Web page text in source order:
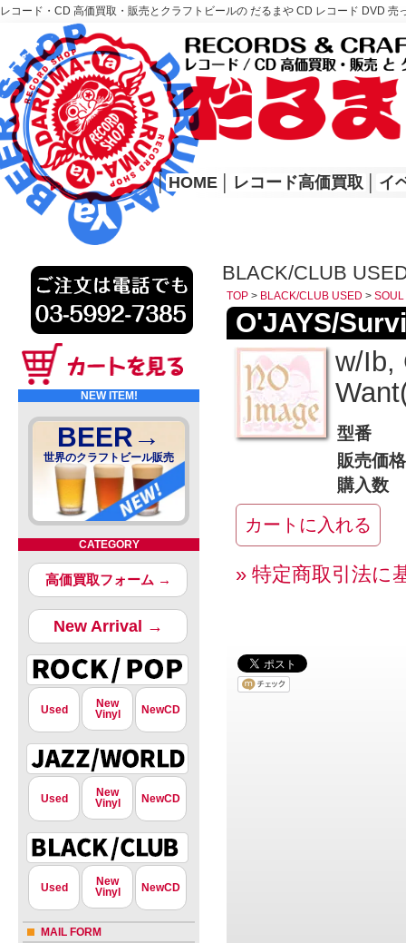
レコード・CD 高価買取・販売とクラフトビールの だるまや CD レコード DVD
レコード高価買取はこちら
HOME
│ HOME レコード高価買取 イ
NEW ITEM!
BEER→
世界のクラフトビール販売
CATEGORY
高価買取フォーム →
New Arrival →
Used
New
Vinyl
NewCD
Used
New
Vinyl
NewCD
Used
New
Vinyl
NewCD
MAIL FORM
BLACK/CLUB
TOP > BLACK/CLUB USED > SOUL
O'JAYS/
w/Ib,
型番
販売価格
購入数
» 特定商取引法に